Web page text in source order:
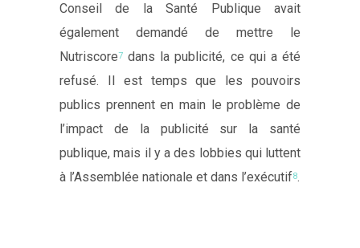
Conseil de la Santé Publique avait
également demandé de mettre le
Nutriscore7 dans la publicité, ce qui a été
refusé. Il est temps que les pouvoirs
publics prennent en main le problème de
l’impact de la publicité sur la santé
publique, mais il y a des lobbies qui luttent
à l’Assemblée nationale et dans l’exécutif8.